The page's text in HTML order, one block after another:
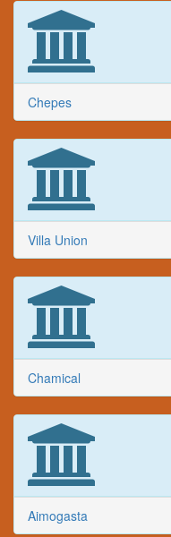
Chepes
Villa Union
Chamical
Aimogasta